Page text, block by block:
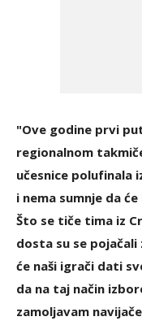
"Ove godine prvi
regionalnom
učesnice polufinala
i nema sumnje da
Što se tiče tima iz
dosta su se pojačali
će naši igrači dati
da na taj način
zamoljavam